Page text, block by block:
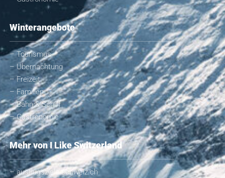
Winterangebote
– Tourismus
– Übernachtung
– Freizeit
– Familien
– Bahn & Schiff
– Gastronomie
Mehr von I Like Switzerland
– ausflugsziele-schweiz.ch